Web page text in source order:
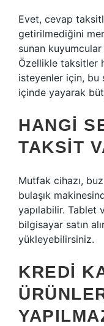
Evet, cevap
getirilmediğini
sunan
Özellikle taksitler
isteyenler için, bu
içinde yayarak
HANGI
TAKSIT
Mutfak cihazı,
bulaşık
yapılabilir. Tablet
bilgisayar satın
yükleyebilirsiniz.
KREDI